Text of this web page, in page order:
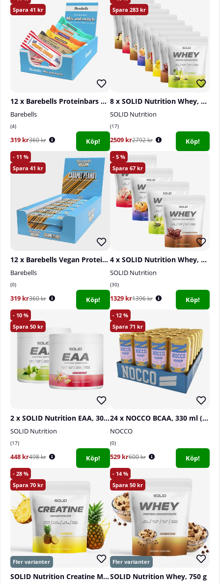
41
12 x Barebells Proteinbars Mixlåda, 45-55 g
Barebells
4
319 kr360 kr Köp!
283
8 x SOLID Nutrition Whey, 750 g
SOLID Nutrition
17
2509 kr2792 kr Köp!
11
41
12 x Barebells Vegan Protein Bar, 55 g (Caramel Peanut)
Barebells
0
319 kr360 kr Köp!
5
67
4 x SOLID Nutrition Whey, 750 g
SOLID Nutrition
30
1329 kr1396 kr Köp!
10
50
2 x SOLID Nutrition EAA, 300 g
SOLID Nutrition
17
448 kr498 kr Köp!
12
71
24 x NOCCO BCAA, 330 ml (Goldiberry)
NOCCO
0
529 kr600 kr Köp!
28
70
SOLID Nutrition Creatine Monohydrate, 400 g
14
50
SOLID Nutrition Whey, 750 g